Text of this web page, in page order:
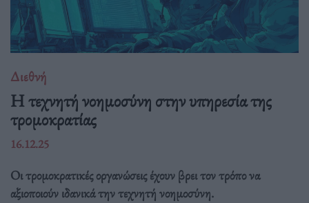
Διεθνή
Η τεχνητή νοημοσύνη στην υπηρεσία της
τρομοκρατίας
16.12.25
Οι τρομοκρατικές οργανώσεις έχουν βρει τον τρόπο να
αξιοποιούν ιδανικά την τεχνητή νοημοσύνη.